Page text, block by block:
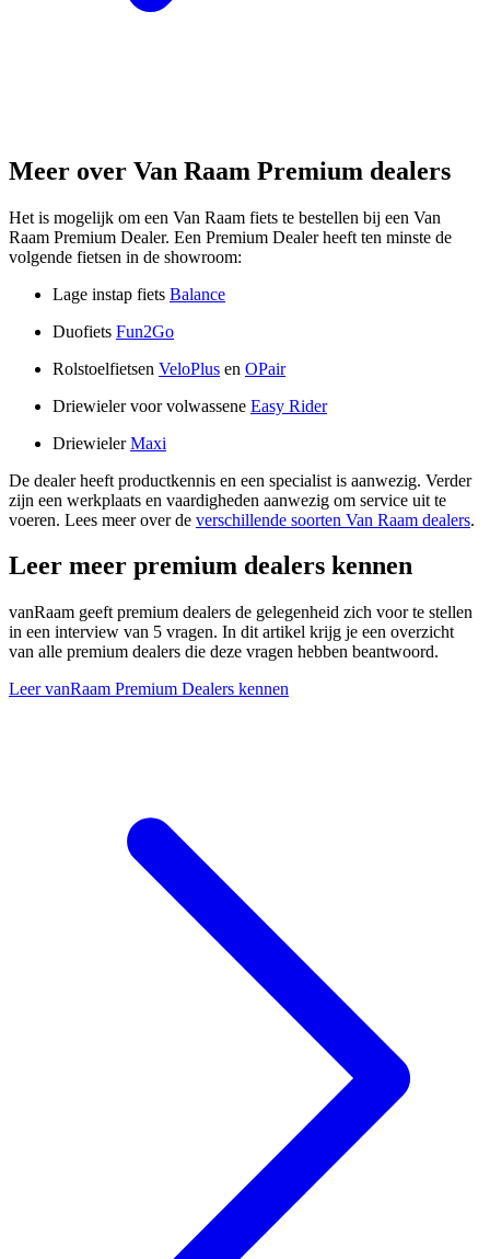
Meer over Van Raam Premium dealers
Het is mogelijk om een Van Raam fiets te bestellen bij een Van
Raam Premium Dealer. Een Premium Dealer heeft ten minste de
volgende fietsen in de showroom:
Lage instap fiets Balance
Duofiets Fun2Go
Rolstoelfietsen VeloPlus en OPair
Driewieler voor volwassene Easy Rider
DriewielerMaxi
De dealer heeft productkennis en een specialist is aanwezig. Verder
zijn een werkplaats en vaardigheden aanwezig om service uit te
voeren. Lees meer over de verschillende soorten Van Raam dealers.
Leer meer premium dealers kennen
vanRaam geeft premium dealers de gelegenheid zich voor te stellen
in een interview van 5 vragen. In dit artikel krijg je een overzicht
van alle premium dealers die deze vragen hebben beantwoord.
Leer vanRaam Premium Dealers kennen